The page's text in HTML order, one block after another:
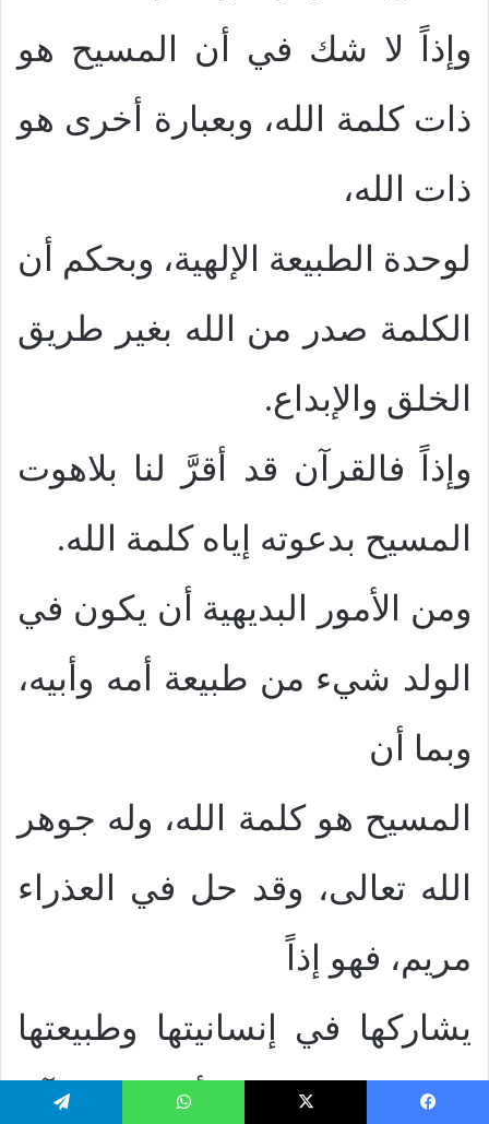
وإذاً لا شك في أن المسيح هو
ذات كلمة الله، وبعبارة أخرى هو
ذات الله،
لوحدة الطبيعة الإلهية، وبحكم أن
الكلمة صدر من الله بغير طريق
الخلق والإبداع.
وإذاً فالقرآن قد أقرَّ لنا بلاهوت
المسيح بدعوته إياه كلمة الله.
ومن الأمور البديهية أن يكون في
الولد شيء من طبيعة أمه وأبيه،
وبما أن
المسيح هو كلمة الله، وله جوهر
الله تعالى، وقد حل في العذراء
مريم، فهو إذاً
يشاركها في إنسانيتها وطبيعتها
البشرية ومن ثمَّ ألحق القرآن